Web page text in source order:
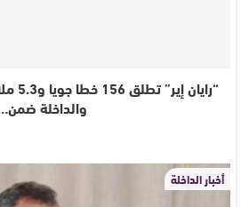
والداخلة
أخبار الداخلة